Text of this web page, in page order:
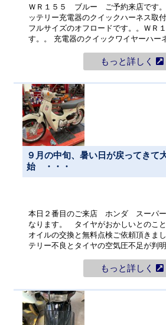
ＷＲ１５５ ブルー ご予約来店です。
ッテリー充電器のクイックハーネス取
フルサイズのオフロードです。。ＷＲ
す。。 充電器のクイックワイヤーハー
もっと詳しく
９月の中旬、暑い日が戻ってきて
始 ・・・
本日２番目のご来店 ホンダ スーパ
なります。 タイヤがおかしいとのこ
オイルの交換と無料点検ご依頼頂きま
テリー不良とタイヤの空気圧不足が判
もっと詳しく